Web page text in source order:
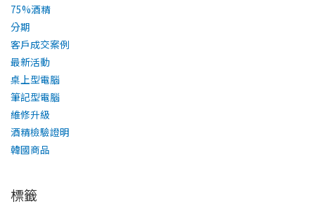
75%酒精
分期
客戶成交案例
最新活動
桌上型電腦
筆記型電腦
維修升級
酒精檢驗證明
韓國商品
標籤